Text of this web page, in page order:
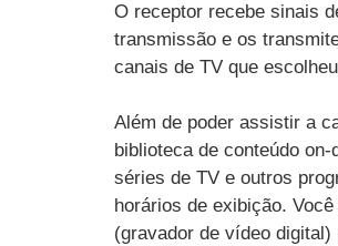
O receptor recebe sinais
transmissão e os
canais de TV que
Além de poder assistir a
biblioteca de conteúdo
séries de TV e outros
horários de exibição.
(gravador de vídeo